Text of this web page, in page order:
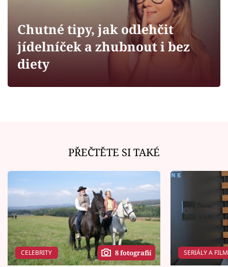
Sledujte prima+
Filmový festival Karlovy Vary
Sledujte nás
Chutné tipy, jak odlehčit
jídelníček a zhubnout i bez
diety
PŘEČTĚTE SI TAKÉ
CELEBRITY 8 fotografií SERIÁLY A